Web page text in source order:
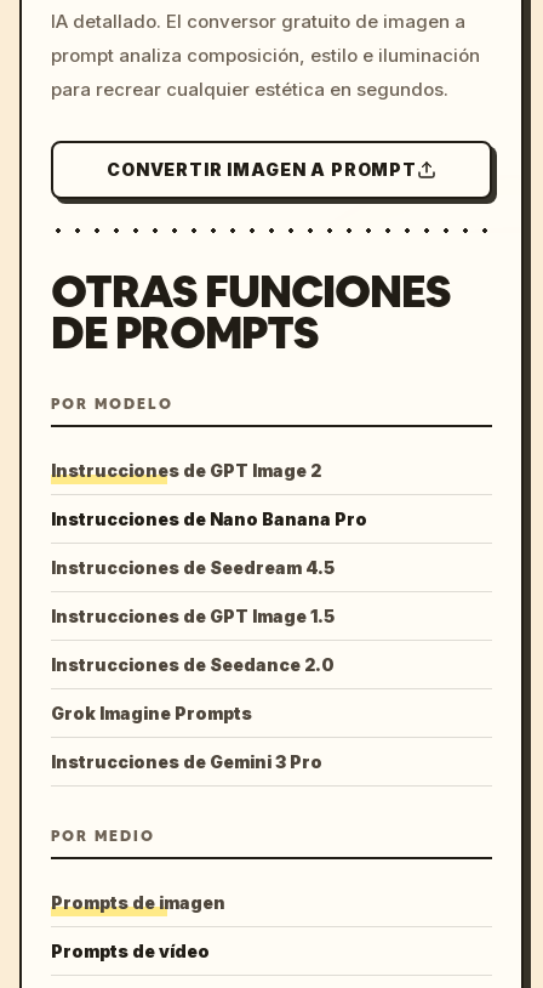
colors, 8k --v 6.0
IA detallado. El conversor gratuito de imagen a
prompt analiza composición, estilo e iluminación
para recrear cualquier estética en segundos.
CONVERTIR IMAGEN A PROMPT
OTRAS FUNCIONES
DE PROMPTS
POR MODELO
Instrucciones de GPT Image 2
Instrucciones de Nano Banana Pro
Instrucciones de Seedream 4.5
Instrucciones de GPT Image 1.5
Instrucciones de Seedance 2.0
Grok Imagine Prompts
Instrucciones de Gemini 3 Pro
POR MEDIO
Prompts de imagen
Prompts de vídeo